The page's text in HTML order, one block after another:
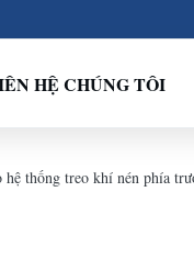
HỆ CHÚNG TÔI
thống treo khí nén phía